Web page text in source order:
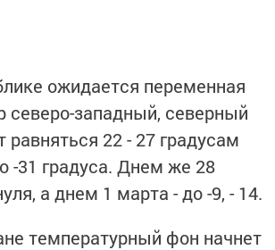
ожидается переменная
северо-западный, северный
22 - 27 градусам
-31 градуса. Днем же 28
а днем 1 марта - до -9, - 14.
температурный фон начнет